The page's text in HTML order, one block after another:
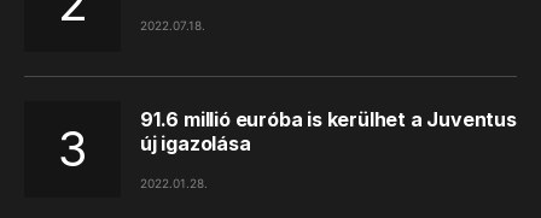
2022.07.18.
91.6 millió euróba is kerülhet a Juventus
új igazolása
2022.01.28.